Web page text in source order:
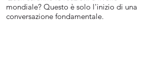
mondiale? Questo è solo l'inizio di una
conversazione fondamentale.